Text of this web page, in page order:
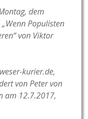
dem
Populisten
von Viktor
kurier.de,
von Peter von
am 12.7.2017,